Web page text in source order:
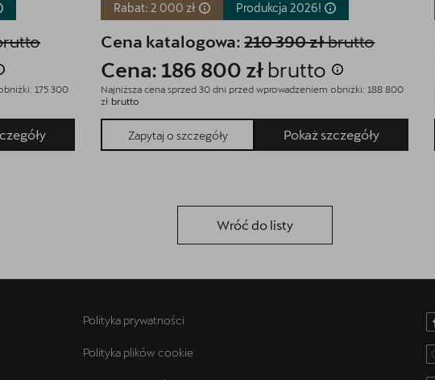
175 300
Rabat: 2 000 zł Produkcja 2026!
Cena katalogowa: 210 390 złbrutto
Cena: 186 800 zł brutto
Najniższa cena sprzed 30 dni przed wprowadzeniem obniżki: 188 800
zł brutto
Zapytaj o szczegóły Pokaż szczegóły
Wróć do listy
Polityka prywatności
Polityka plików cookie